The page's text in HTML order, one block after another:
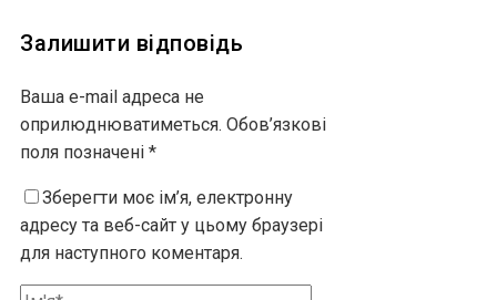
Залишити відповідь
Ваша e-mail адреса не
оприлюднюватиметься. Обов’язкові
поля позначені *
Зберегти моє ім’я, електронну
адресу та веб-сайт у цьому браузері
для наступного коментаря.